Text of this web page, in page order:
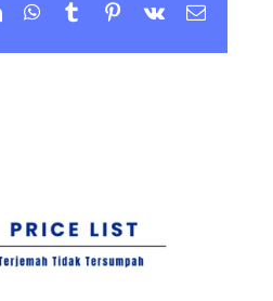
LinkedInWhatsApp
TumblrPinterest
Vk Email